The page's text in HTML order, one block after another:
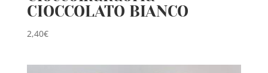
CIOCCOLATO BIANCO
2,40€